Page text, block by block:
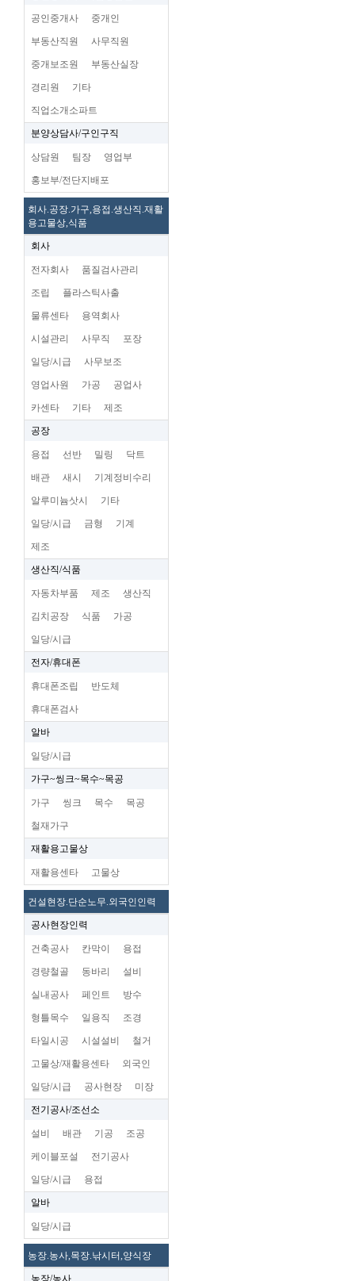
공인중개사 중개인
부동산직원 사무직원
중개보조원 부동산실장
경리원 기타
직업소개소파트
분양상담사/구인구직
상담원 팀장 영업부
홍보부/전단지배포
회사.공장.가구,용접.생산직.재활
용고물상,식품
회사
전자회사 품질검사관리
조립 플라스틱사출
물류센타 용역회사
시설관리 사무직 포장
일당/시급 사무보조
영업사원 가공 공업사
카센타 기타 제조
공장
용접 선반 밀링 닥트
배관 새시 기계정비수리
알루미늄삿시 기타
일당/시급 금형 기계
제조
생산직/식품
자동차부품 제조 생산직
김치공장 식품 가공
일당/시급
전자/휴대폰
휴대폰조립 반도체
휴대폰검사
알바
일당/시급
가구~씽크~목수~목공
가구 씽크 목수 목공
철재가구
재활용고물상
재활용센타 고물상
건설현장.단순노무.외국인인력
공사현장인력
건축공사 칸막이 용접
경량철골 동바리 설비
실내공사 페인트 방수
형틀목수 일용직 조경
타일시공 시설설비 철거
고물상/재활용센타 외국인
일당/시급 공사현장 미장
전기공사/조선소
설비 배관 기공 조공
케이블포설 전기공사
일당/시급 용접
알바
일당/시급
농장.농사,목장.낚시터,양식장
농장/농사